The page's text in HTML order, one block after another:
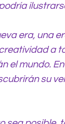
era, una
a
el mundo.
su